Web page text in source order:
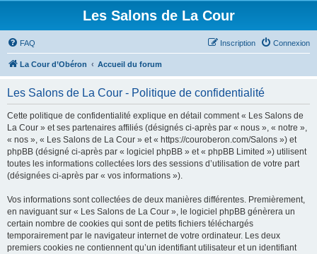
Les Salons de La Cour
FAQ Connexion
Inscription
La Cour d’Obéron Accueil du forum
Les Salons de La Cour - Politique de confidentialité
Cette politique de confidentialité explique en détail comment « Les Salons de
La Cour » et ses partenaires affiliés (désignés ci-après par « nous », « notre »,
« nos », « Les Salons de La Cour » et « https://couroberon.com/Salons ») et
phpBB (désigné ci-après par « logiciel phpBB » et « phpBB Limited ») utilisent
toutes les informations collectées lors des sessions d’utilisation de votre part
(désignées ci-après par « vos informations »).
Vos informations sont collectées de deux manières différentes. Premièrement,
en naviguant sur « Les Salons de La Cour », le logiciel phpBB génèrera un
certain nombre de cookies qui sont de petits fichiers téléchargés
temporairement par le navigateur internet de votre ordinateur. Les deux
premiers cookies ne contiennent qu’un identifiant utilisateur et un identifiant